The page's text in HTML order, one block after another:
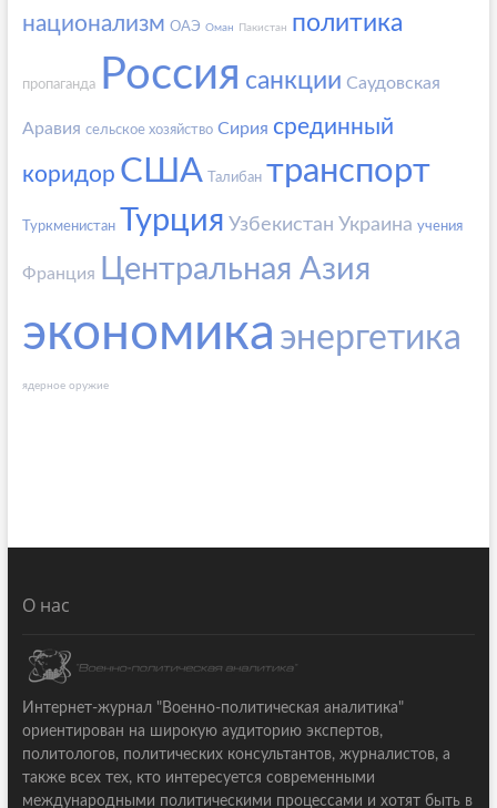
национализм ОАЭ Оман Пакистан политика
пропаганда Россия санкции Саудовская
Аравия сельское хозяйство Сирия срединный
коридор США Талибан транспорт
Туркменистан Турция Узбекистан Украина учения
Франция Центральная Азия
экономика энергетика
ядерное оружие
О нас
Интернет-журнал "Военно-политическая аналитика"
ориентирован на широкую аудиторию экспертов,
политологов, политических консультантов, журналистов, а
также всех тех, кто интересуется современными
международными политическими процессами и хотят быть в